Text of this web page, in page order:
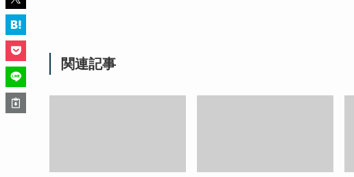
関連記事